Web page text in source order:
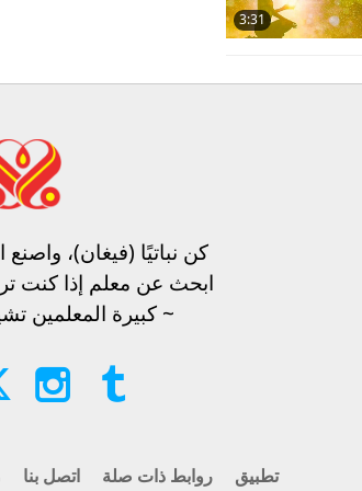
3:31
كن نباتيًا (فيغان)، واصنع
ابحث عن معلم إذا كنت
~ كبيرة المعلمين
اتصل بنا روابط ذات صلة تطبيق